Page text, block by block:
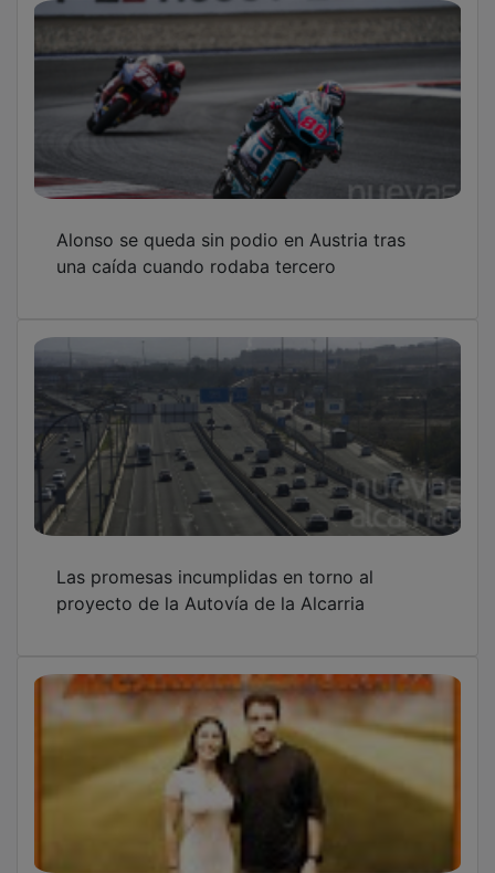
una caída cuando rodaba tercero
proyecto de la Autovía de la Alcarria